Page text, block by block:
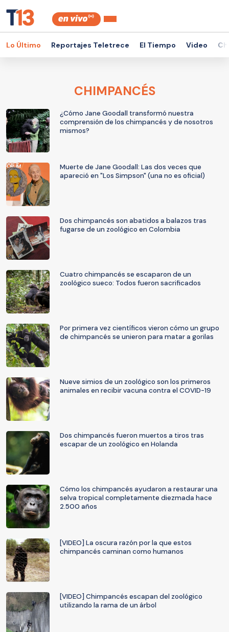
Lo Último Reportajes Teletrece El Tiempo Video
CHIMPANCÉS
¿Cómo Jane Goodall transformó nuestra
comprensión de los chimpancés y de nosotros
mismos?
Muerte de Jane Goodall: Las dos veces que
apareció en "Los Simpson" (una no es oficial)
Dos chimpancés son abatidos a balazos tras
fugarse de un zoológico en Colombia
Cuatro chimpancés se escaparon de un
zoológico sueco: Todos fueron sacrificados
Por primera vez científicos vieron cómo un grupo
de chimpancés se unieron para matar a gorilas
Nueve simios de un zoológico son los primeros
animales en recibir vacuna contra el COVID-19
Dos chimpancés fueron muertos a tiros tras
escapar de un zoológico en Holanda
Cómo los chimpancés ayudaron a restaurar una
selva tropical completamente diezmada hace
2.500 años
[VIDEO] La oscura razón por la que estos
chimpancés caminan como humanos
[VIDEO] Chimpancés escapan del zoológico
utilizando la rama de un árbol